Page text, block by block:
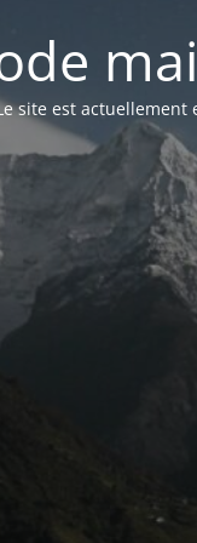
site est